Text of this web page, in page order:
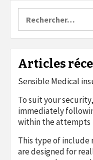
Articles
Sensible Medical
To suit your
immediately
within the attempts
This type of include
are designed for